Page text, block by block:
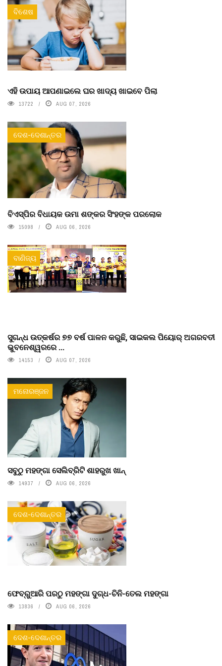
ବିଶେଷ
ଏହି ଉପାୟ ଆପଣାଇଲେ ଘର ଖାଦ୍ୟ ଖାଇବେ ପିଲା
13722 AUG 07, 2026
ଦେଶ-ଦେଶାନ୍ତର
ବିଏସ୍‌ପିର ବିଧାୟକ ଉମା ଶଙ୍କର ସିଂହଙ୍କ ପରଲୋକ
15098 AUG 06, 2026
ବାଣିଜ୍ୟ
ସୁଗନ୍ଧ ଉତ୍କର୍ଷର ୭୭ ବର୍ଷ ପାଳନ କରୁଛି, ସାଇକଲ ପିୟୋର୍‌ ଅଗରବତୀ
ଭୁବନେଶ୍ୱରରେ ...
14153 AUG 07, 2026
ମନୋରଞ୍ଜନ
ସବୁଠୁ ମହଙ୍ଗା ସେଲିବ୍ରିଟି ଶାହରୁଖ ଖାନ୍
14937 AUG 06, 2026
ଦେଶ-ଦେଶାନ୍ତର
ଫେବ୍ରୁଆରି ପରଠୁ ମହଙ୍ଗା ଦୁଗ୍ଧ-ଚିନି-ତେଲ ମହଙ୍ଗା
13836 AUG 06, 2026
ଦେଶ-ଦେଶାନ୍ତର